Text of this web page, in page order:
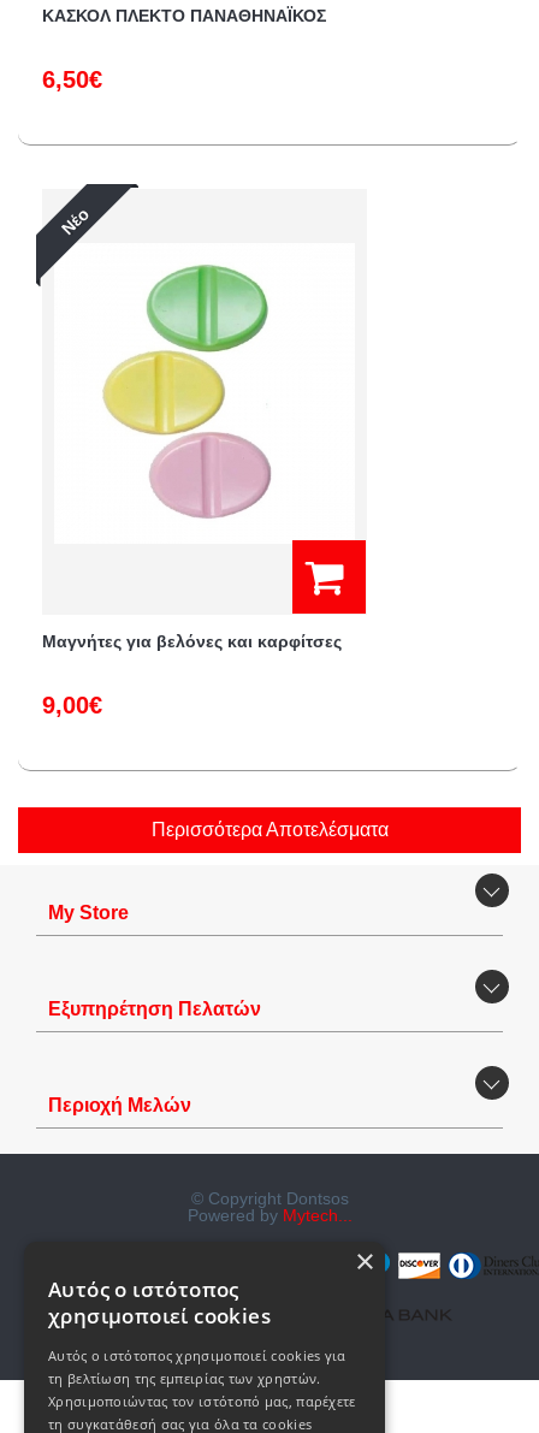
ΚΑΣΚΟΛ ΠΛΕΚΤΟ ΠΑΝΑΘΗΝΑΪΚΟΣ
6,50€
Νέο
Μαγνήτες για βελόνες και καρφίτσες
9,00€
Περισσότερα Αποτελέσματα
Μy Store
Εξυπηρέτηση Πελατών
Περιοχή Mελών
© Copyright Dontsos
Powered by Mytech...
×
Αυτός ο ιστότοπος
χρησιμοποιεί cookies
Αυτός ο ιστότοπος χρησιμοποιεί cookies για
τη βελτίωση της εμπειρίας των χρηστών.
Χρησιμοποιώντας τον ιστότοπό μας, παρέχετε
τη συγκατάθεσή σας για όλα τα cookies